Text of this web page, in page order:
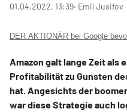
01.04.2022, 13:39‧ Emil Jusifov
DER AKTIONÄR bei Google
Amazon galt lange Zeit als
Profitabilität zu Gunsten
hat. Angesichts der
war diese Strategie auch